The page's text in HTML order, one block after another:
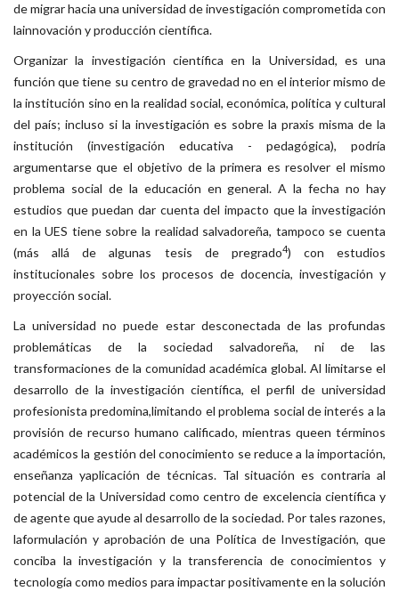
de migrar hacia una universidad de investigación comprometida con
lainnovación y producción científica.
Organizar la investigación científica en la Universidad, es una
función que tiene su centro de gravedad no en el interior mismo de
la institución sino en la realidad social, económica, política y cultural
del país; incluso si la investigación es sobre la praxis misma de la
institución (investigación educativa - pedagógica), podría
argumentarse que el objetivo de la primera es resolver el mismo
problema social de la educación en general. A la fecha no hay
estudios que puedan dar cuenta del impacto que la investigación
en la UES tiene sobre la realidad salvadoreña, tampoco se cuenta
(más allá de algunas tesis de pregrado4) con estudios
institucionales sobre los procesos de docencia, investigación y
proyección social.
La universidad no puede estar desconectada de las profundas
problemáticas de la sociedad salvadoreña, ni de las
transformaciones de la comunidad académica global. Al limitarse el
desarrollo de la investigación científica, el perfil de universidad
profesionista predomina,limitando el problema social de interés a la
provisión de recurso humano calificado, mientras queen términos
académicos la gestión del conocimiento se reduce a la importación,
enseñanza yaplicación de técnicas. Tal situación es contraria al
potencial de la Universidad como centro de excelencia científica y
de agente que ayude al desarrollo de la sociedad. Por tales razones,
laformulación y aprobación de una Política de Investigación, que
conciba la investigación y la transferencia de conocimientos y
tecnología como medios para impactar positivamente en la solución